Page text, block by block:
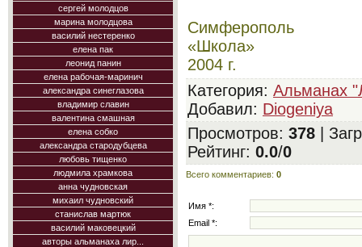
сергей молодцов
марина молодцова
василий нестеренко
елена пак
леонид панин
елена рабочая-маринич
александра синеглазова
владимир славин
валентина смашная
елена собко
александра стародубцева
любовь тищенко
людмила храмкова
анна чудновская
михаил чудновский
станислав мартюк
василий маковецкий
авторы альманаха лир...
Симферополь
«Школа»
2004 г.
Категория: Альманах
Добавил: Diogeniya
Просмотров: 378 |
Рейтинг: 0.0/0
Всего комментариев: 0
Имя *:
Email *: